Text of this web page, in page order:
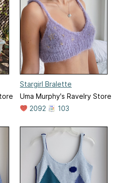
Stargirl Bralette
Uma Murphy's Ravelry Store
2092
103